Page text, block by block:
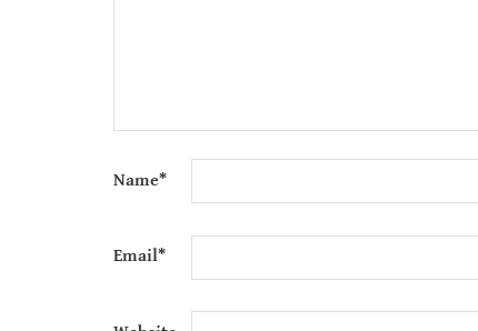
Name*
Email*